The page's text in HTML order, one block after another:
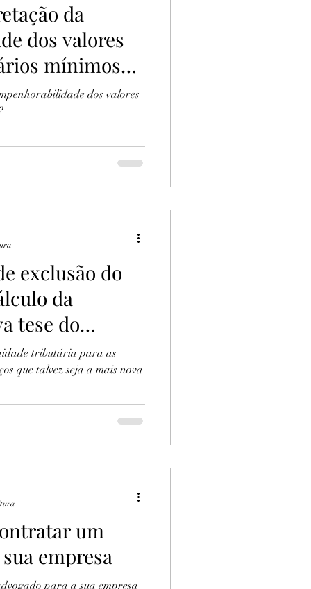
da
dos valores
mínimos
dos valores
exclusão do
da
tese do
tributária para as
que talvez seja a mais nova
um
empresa
para a sua empresa